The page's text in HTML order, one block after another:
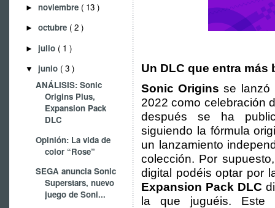
► noviembre ( 13 )
► octubre ( 2 )
► julio ( 1 )
▼ junio ( 3 )
ANÁLISIS: Sonic
Origins Plus,
Expansion Pack
DLC
Opinión: La vida de
color “Rose”
SEGA anuncia Sonic
Superstars, nuevo
juego de Soni...
Un DLC que entra más
Sonic Origins se lanzó
2022 como celebración
después se ha
siguiendo la fórmula
un lanzamiento
colección. Por
digital podéis optar por
Expansion Pack DLC
la que juguéis. Este